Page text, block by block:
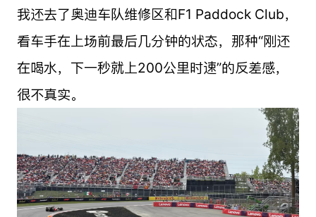
我还去了奥迪车队维修区和F1 Paddock Club，
看车手在上场前最后几分钟的状态，那种“刚还
在喝水，下一秒就上200公里时速”的反差感，
很不真实。